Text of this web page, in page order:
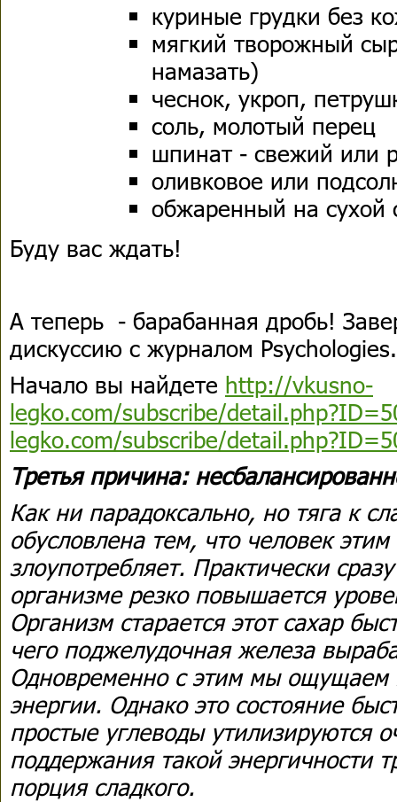
куриные грудки без
мягкий творожный
намазать)
чеснок, укроп,
соль, молотый перец
шпинат - свежий или
оливковое или
обжаренный на сухой
Буду вас ждать!
А теперь - барабанная дробь!
дискуссию с журналом Psychologies.
Начало вы найдете http://vkusno-
legko.com/subscribe/
legko.com/subscribe/
Третья причина:
Как ни парадоксально, но тяга к
обусловлена тем, что человек
злоупотребляет. Практически
организме резко повышается
Организм старается этот сахар
чего поджелудочная железа
Одновременно с этим мы ощущаем
энергии. Однако это состояние
простые углеводы утилизируются
поддержания такой энергичности
порция сладкого.